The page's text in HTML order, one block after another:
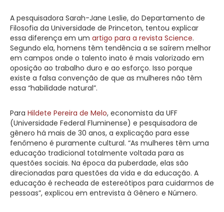
A pesquisadora Sarah-Jane Leslie, do Departamento de
Filosofia da Universidade de Princeton, tentou explicar
essa diferença em um artigo para a revista Science.
Segundo ela, homens têm tendência a se saírem melhor
em campos onde o talento inato é mais valorizado em
oposição ao trabalho duro e ao esforço. Isso porque
existe a falsa convenção de que as mulheres não têm
essa “habilidade natural”.
Para Hildete Pereira de Melo, economista da UFF
(Universidade Federal Fluminense) e pesquisadora de
gênero há mais de 30 anos, a explicação para esse
fenômeno é puramente cultural. “As mulheres têm uma
educação tradicional totalmente voltada para as
questões sociais. Na época da puberdade, elas são
direcionadas para questões da vida e da educação. A
educação é recheada de estereótipos para cuidarmos de
pessoas”, explicou em entrevista à Gênero e Número.